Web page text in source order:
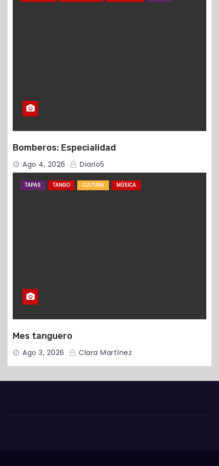
Bomberos: Especialidad
Ago 4, 2026 Diario5
TAPAS TANGO CULTURA MÚSICA
Mes tanguero
Ago 3, 2026 Clara Martínez